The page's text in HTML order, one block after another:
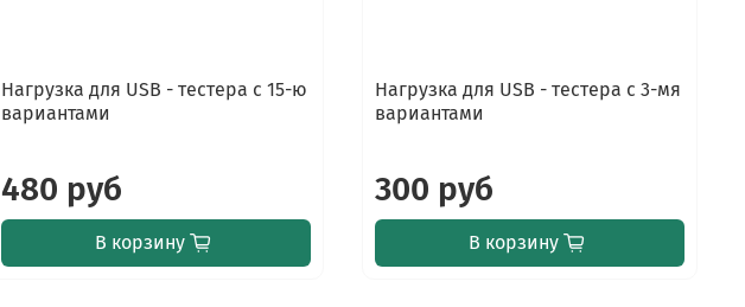
Нагрузка для USB - тестера с 15-ю
вариантами
480 руб
В корзину
Нагрузка для USB - тестера с 3-мя
вариантами
300 руб
В корзину